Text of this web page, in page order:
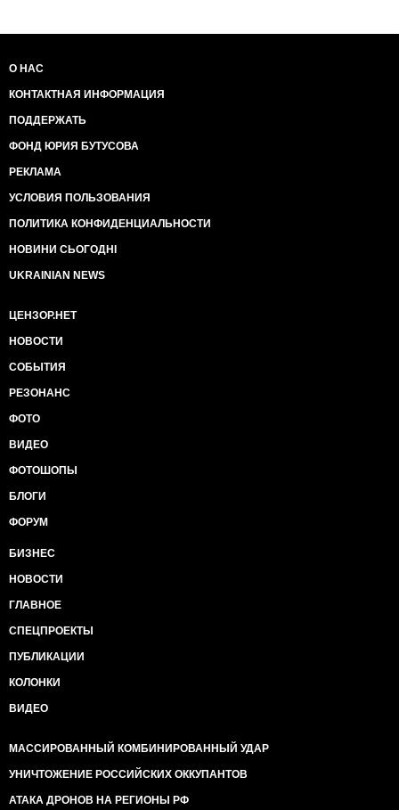
О НАС
КОНТАКТНАЯ ИНФОРМАЦИЯ
ПОДДЕРЖАТЬ
ФОНД ЮРИЯ БУТУСОВА
РЕКЛАМА
УСЛОВИЯ ПОЛЬЗОВАНИЯ
ПОЛИТИКА КОНФИДЕНЦИАЛЬНОСТИ
НОВИНИ СЬОГОДНІ
UKRAINIAN NEWS
ЦЕНЗОР.НЕТ
НОВОСТИ
СОБЫТИЯ
РЕЗОНАНС
ФОТО
ВИДЕО
ФОТОШОПЫ
БЛОГИ
ФОРУМ
БИЗНЕС
НОВОСТИ
ГЛАВНОЕ
СПЕЦПРОЕКТЫ
ПУБЛИКАЦИИ
КОЛОНКИ
ВИДЕО
МАССИРОВАННЫЙ КОМБИНИРОВАННЫЙ УДАР
УНИЧТОЖЕНИЕ РОССИЙСКИХ ОККУПАНТОВ
АТАКА ДРОНОВ НА РЕГИОНЫ РФ